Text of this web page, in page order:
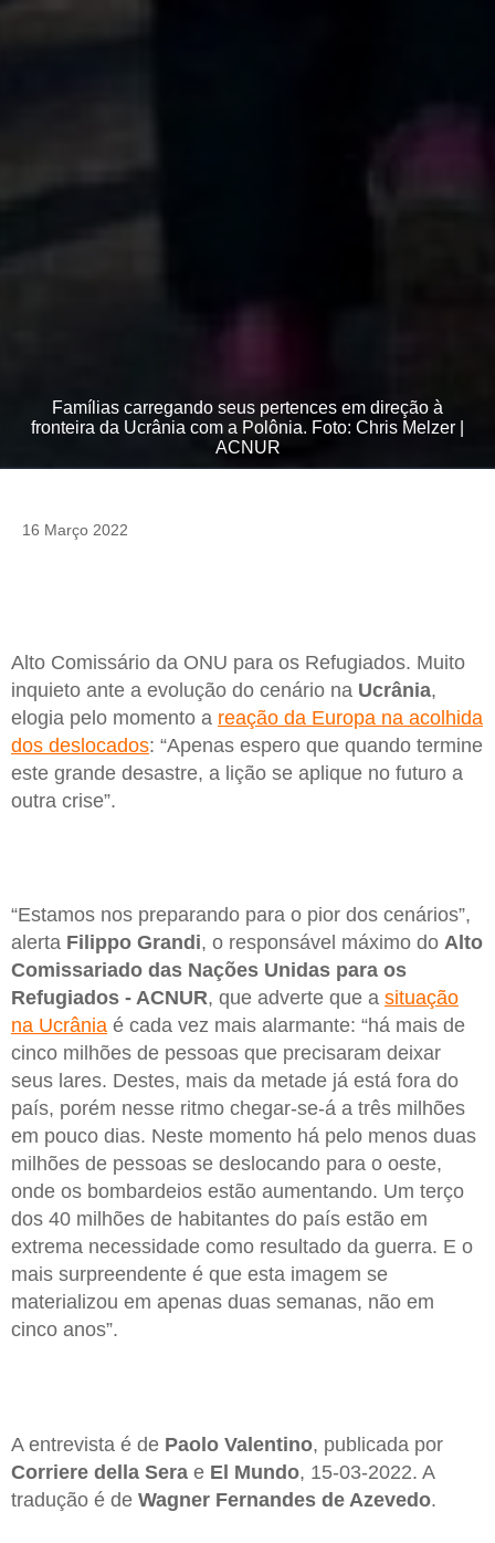
Famílias carregando seus pertences em direção à
fronteira da Ucrânia com a Polônia. Foto: Chris Melzer |
ACNUR
16 Março 2022
Alto Comissário da ONU para os Refugiados. Muito
inquieto ante a evolução do cenário na Ucrânia,
elogia pelo momento a reação da Europa na acolhida
dos deslocados: “Apenas espero que quando termine
este grande desastre, a lição se aplique no futuro a
outra crise”.
“Estamos nos preparando para o pior dos cenários”,
alerta Filippo Grandi, o responsável máximo do Alto
Comissariado das Nações Unidas para os
Refugiados - ACNUR, que adverte que a situação
na Ucrânia é cada vez mais alarmante: “há mais de
cinco milhões de pessoas que precisaram deixar
seus lares. Destes, mais da metade já está fora do
país, porém nesse ritmo chegar-se-á a três milhões
em pouco dias. Neste momento há pelo menos duas
milhões de pessoas se deslocando para o oeste,
onde os bombardeios estão aumentando. Um terço
dos 40 milhões de habitantes do país estão em
extrema necessidade como resultado da guerra. E o
mais surpreendente é que esta imagem se
materializou em apenas duas semanas, não em
cinco anos”.
A entrevista é de Paolo Valentino, publicada por
Corriere della Sera e El Mundo, 15-03-2022. A
tradução é de Wagner Fernandes de Azevedo.